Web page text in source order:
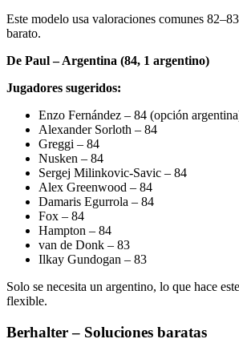
Este modelo usa valoraciones comunes
barato.
De Paul – Argentina (84, 1 argentino)
Jugadores sugeridos:
Enzo Fernández – 84 (opción
Alexander Sorloth – 84
Greggi – 84
Nusken – 84
Sergej Milinkovic-Savic – 84
Alex Greenwood – 84
Damaris Egurrola – 84
Fox – 84
Hampton – 84
van de Donk – 83
Ilkay Gundogan – 83
Solo se necesita un argentino, lo que hace
flexible.
Berhalter – Soluciones baratas